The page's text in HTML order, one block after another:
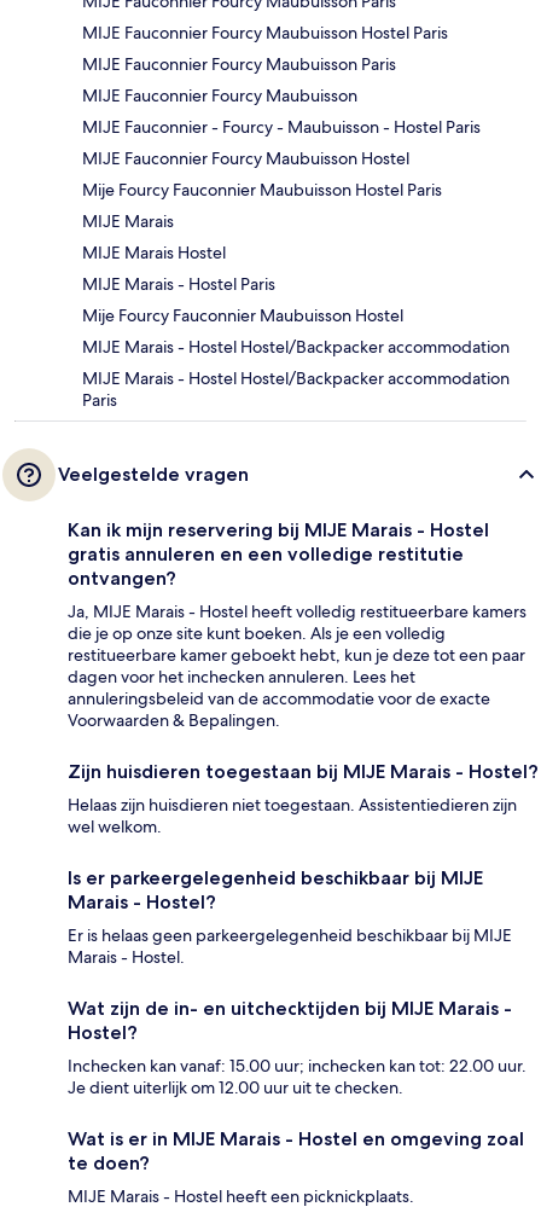
MIJE Fauconnier Fourcy Maubuisson Hostel Paris
MIJE Fauconnier Fourcy Maubuisson Paris
MIJE Fauconnier Fourcy Maubuisson
MIJE Fauconnier - Fourcy - Maubuisson - Hostel Paris
MIJE Fauconnier Fourcy Maubuisson Hostel
Mije Fourcy Fauconnier Maubuisson Hostel Paris
MIJE Marais
MIJE Marais Hostel
MIJE Marais - Hostel Paris
Mije Fourcy Fauconnier Maubuisson Hostel
MIJE Marais - Hostel Hostel/Backpacker accommodation
MIJE Marais - Hostel Hostel/Backpacker accommodation
Paris
Veelgestelde vragen
Kan ik mijn reservering bij MIJE Marais - Hostel
gratis annuleren en een volledige restitutie
ontvangen?
Ja, MIJE Marais - Hostel heeft volledig restitueerbare kamers
die je op onze site kunt boeken. Als je een volledig
restitueerbare kamer geboekt hebt, kun je deze tot een paar
dagen voor het inchecken annuleren. Lees het
annuleringsbeleid van de accommodatie voor de exacte
Voorwaarden & Bepalingen.
Zijn huisdieren toegestaan bij MIJE Marais - Hostel?
Helaas zijn huisdieren niet toegestaan. Assistentiedieren zijn
wel welkom.
Is er parkeergelegenheid beschikbaar bij MIJE
Marais - Hostel?
Er is helaas geen parkeergelegenheid beschikbaar bij MIJE
Marais - Hostel.
Wat zijn de in- en uitchecktijden bij MIJE Marais -
Hostel?
Inchecken kan vanaf: 15.00 uur; inchecken kan tot: 22.00 uur.
Je dient uiterlijk om 12.00 uur uit te checken.
Wat is er in MIJE Marais - Hostel en omgeving zoal
te doen?
MIJE Marais - Hostel heeft een picknickplaats.